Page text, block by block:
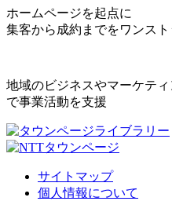
ホームページを起点に
集客から成約までをワンス
地域のビジネスやマーケテ
で事業活動を支援
サイトマップ
個人情報について